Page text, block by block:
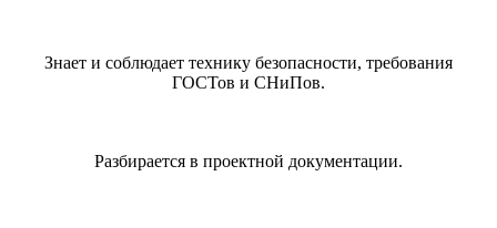
Знает и соблюдает технику безопасности, требования
ГОСТов и СНиПов.
Разбирается в проектной документации.